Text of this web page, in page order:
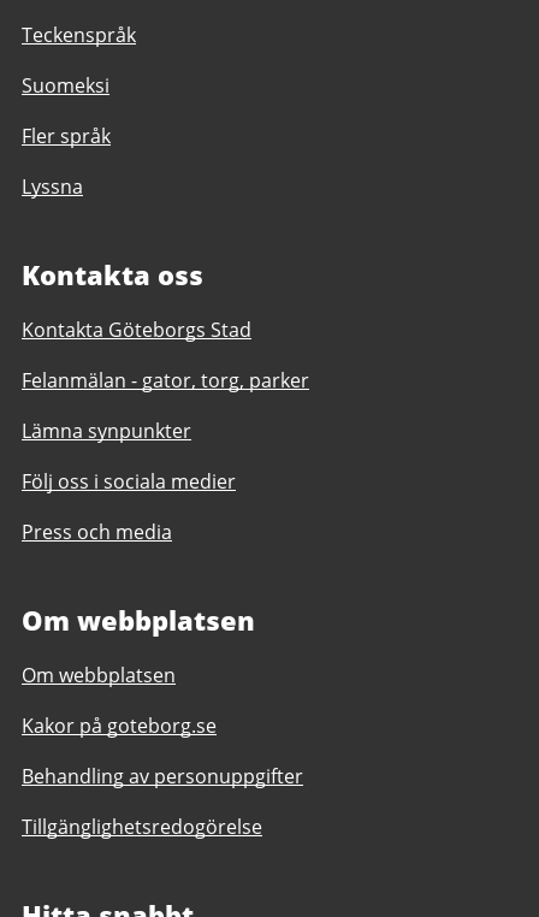
Teckenspråk
Suomeksi
Fler språk
Lyssna
Kontakta oss
Kontakta Göteborgs Stad
Felanmälan - gator, torg, parker
Lämna synpunkter
Följ oss i sociala medier
Press och media
Om webbplatsen
Om webbplatsen
Kakor på goteborg.se
Behandling av personuppgifter
Tillgänglighetsredogörelse